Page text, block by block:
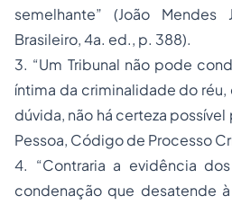
semelhante” (João Mendes
Brasileiro,4a. ed., p. 388).
3. “Um Tribunal não pode
íntima da criminalidade do réu,
dúvida, não há certeza possível
Pessoa, Código de Processo
4. “Contraria a evidência
condenação que desatende